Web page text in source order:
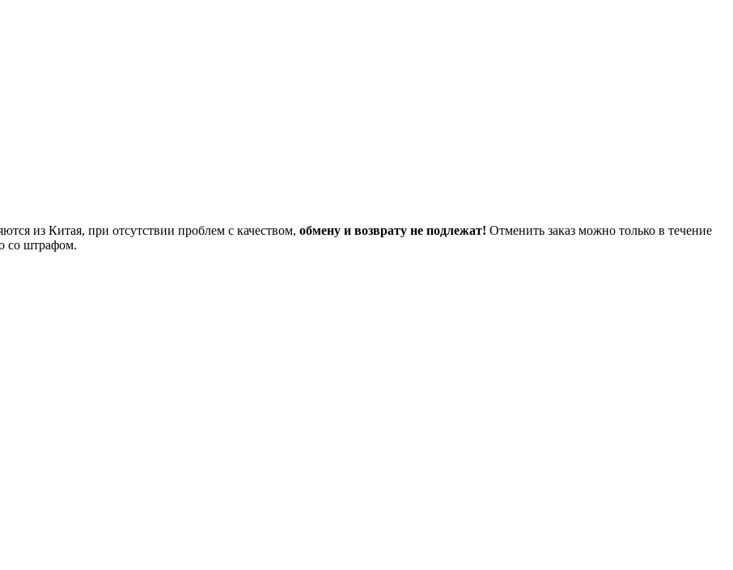
из Китая, при отсутствии проблем с качеством, обмену и возврату не подлежат! Отменить заказ можно только в течение
со штрафом.